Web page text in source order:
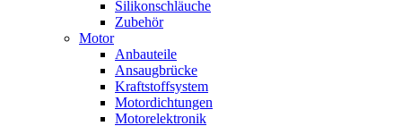
Silikonschläuche
Zubehör
Motor
Anbauteile
Ansaugbrücke
Kraftstoffsystem
Motordichtungen
Motorelektronik